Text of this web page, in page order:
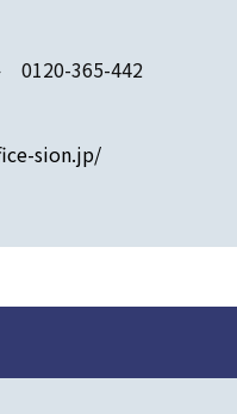
0120-365-442
sion.jp/